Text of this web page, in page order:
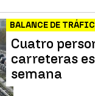
BALANCE DE
Cuatro
carreteras
semana